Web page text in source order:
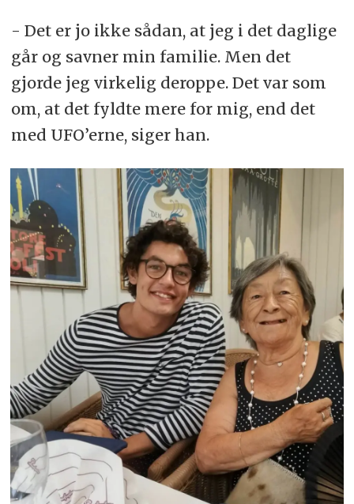
- Det er jo ikke sådan, at jeg i det daglige
går og savner min familie. Men det
gjorde jeg virkelig deroppe. Det var som
om, at det fyldte mere for mig, end det
med UFO’erne, siger han.